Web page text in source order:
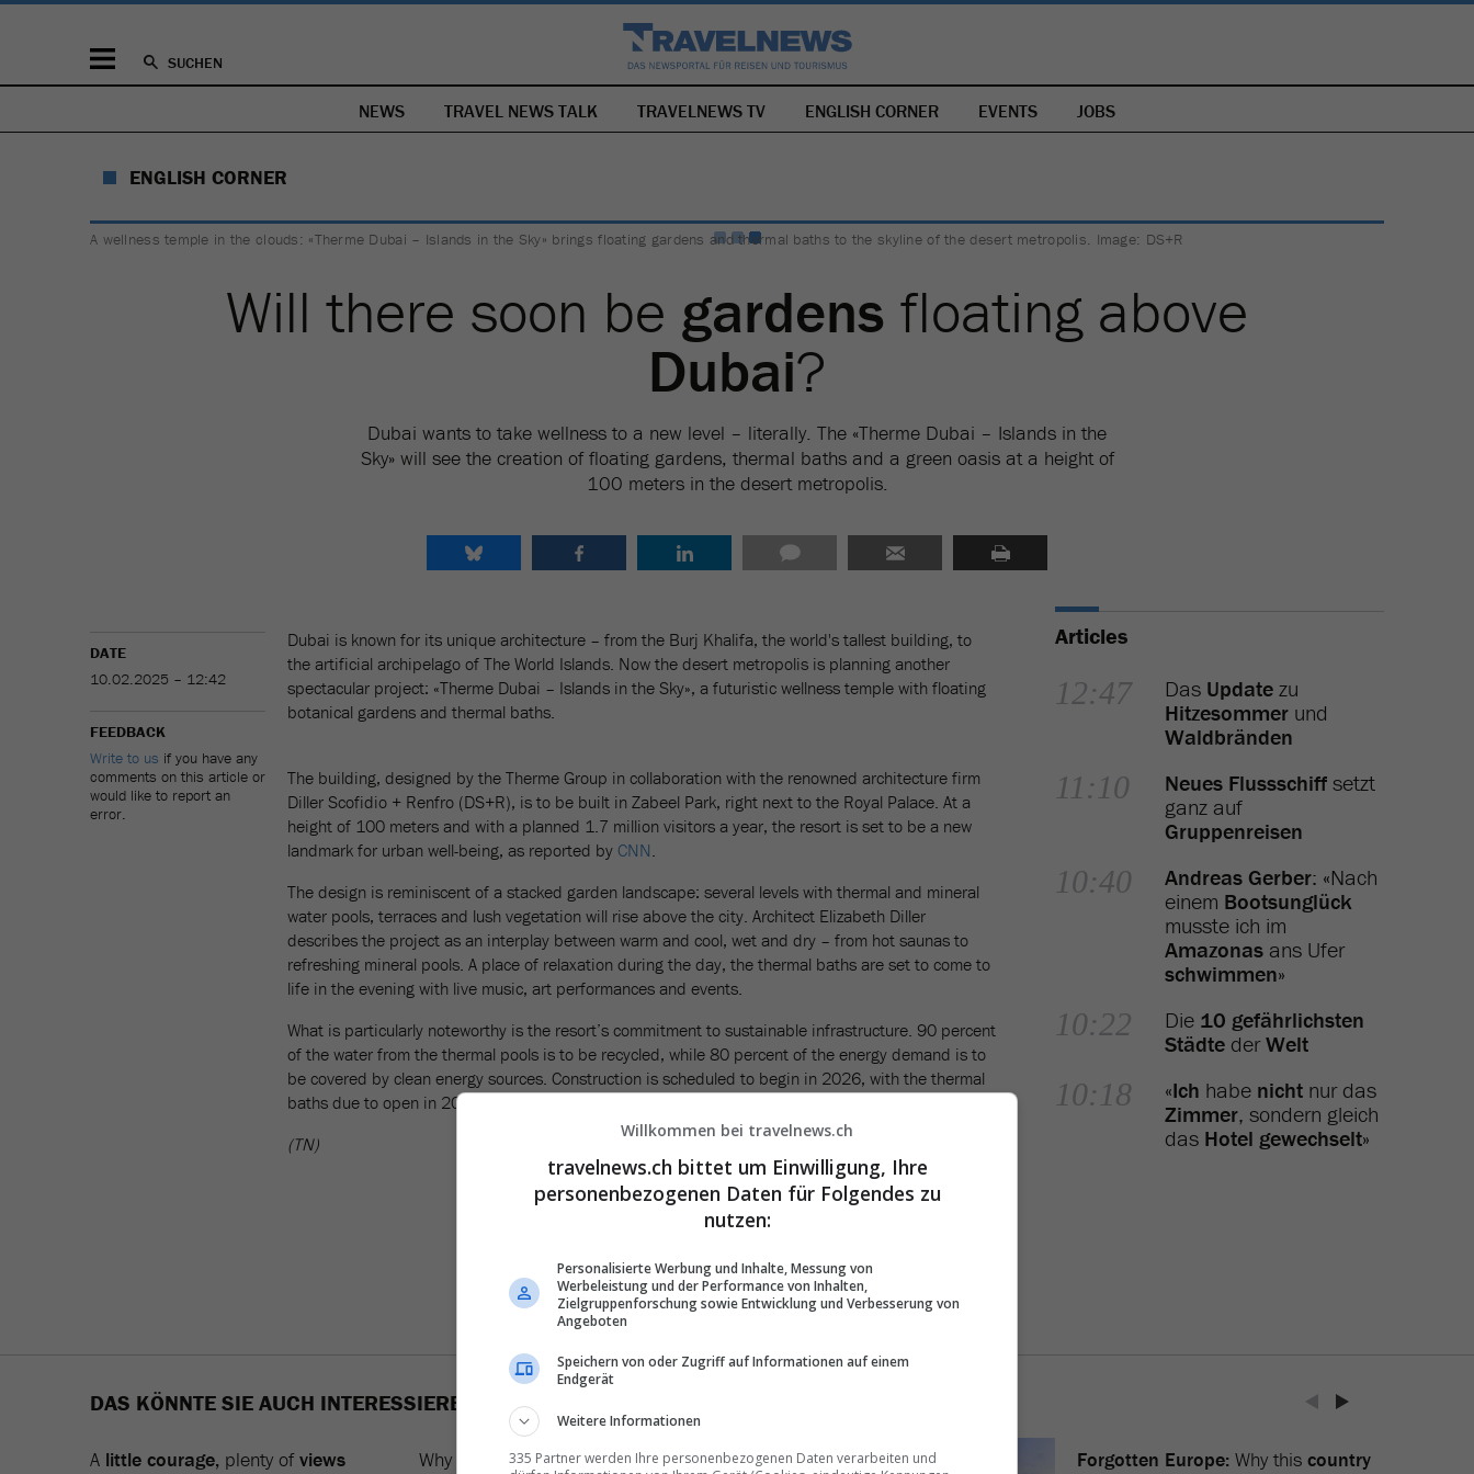
SUCHEN
SKIP
NAVIGATION
NEWS TRAVEL NEWS TALK TRAVELNEWS TV ENGLISH CORNER EVENTS JOBS
ENGLISH CORNER
A wellness temple in the clouds: «Therme Dubai – Islands in the Sky» brings floating gardens and thermal baths to the skyline of the desert metropolis. Image: DS+R
Will there soon be gardens floating above
Dubai?
Dubai wants to take wellness to a new level – literally. The «Therme Dubai – Islands in the
Sky» will see the creation of floating gardens, thermal baths and a green oasis at a height of
100 meters in the desert metropolis.
DATE
10.02.2025 – 12:42
FEEDBACK
Write to us if you have any
comments on this article or
would like to report an
error.
Dubai is known for its unique architecture – from the Burj Khalifa, the world's tallest building, to
the artificial archipelago of The World Islands. Now the desert metropolis is planning another
spectacular project: «Therme Dubai – Islands in the Sky», a futuristic wellness temple with floating
botanical gardens and thermal baths.
The building, designed by the Therme Group in collaboration with the renowned architecture firm
Diller Scofidio + Renfro (DS+R), is to be built in Zabeel Park, right next to the Royal Palace. At a
height of 100 meters and with a planned 1.7 million visitors a year, the resort is set to be a new
landmark for urban well-being, as reported by CNN.
The design is reminiscent of a stacked garden landscape: several levels with thermal and mineral
water pools, terraces and lush vegetation will rise above the city. Architect Elizabeth Diller
describes the project as an interplay between warm and cool, wet and dry – from hot saunas to
refreshing mineral pools. A place of relaxation during the day, the thermal baths are set to come to
life in the evening with live music, art performances and events.
What is particularly noteworthy is the resort’s commitment to sustainable infrastructure. 90 percent
of the water from the thermal pools is to be recycled, while 80 percent of the energy demand is to
be covered by clean energy sources. Construction is scheduled to begin in 2026, with the thermal
baths due to open in 2028.
(TN)
Articles
12:47 Das Update zu
Hitzesommer und
Waldbränden
11:10 Neues Flussschiff setzt
ganz auf
Gruppenreisen
10:40 Andreas Gerber: «Nach
einem Bootsunglück
musste ich im
Amazonas ans Ufer
schwimmen»
10:22 Die 10 gefährlichsten
Städte derWelt
10:18 «Ich habe nicht nur das
Zimmer, sondern gleich
das Hotel gewechselt»
DAS KÖNNTE SIE AUCH INTERESSIEREN
A little courage, plenty ofviews Why Bostonbelongs on yourU.S.
Forgotten Europe: Why this country
Willkommen bei travelnews.ch
travelnews.ch bittet um Einwilligung, Ihre
personenbezogenen Daten für Folgendes zu
nutzen:
Personalisierte Werbung und Inhalte, Messung von
Werbeleistung und der Performance von Inhalten,
Zielgruppenforschung sowie Entwicklung und Verbesserung von
Angeboten
Speichern von oder Zugriff auf Informationen auf einem
Endgerät
Weitere Informationen
335 Partner werden Ihre personenbezogenen Daten verarbeiten und